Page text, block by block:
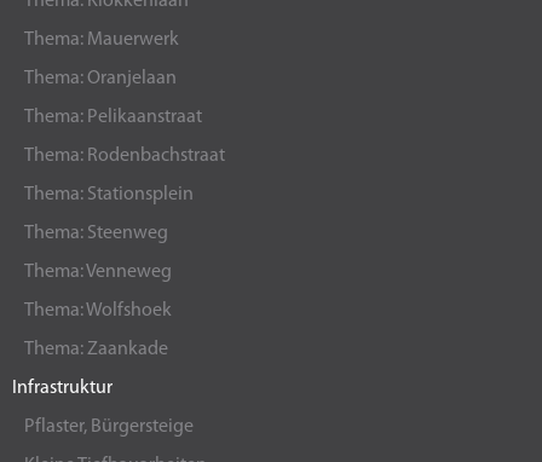
Thema: Mauerwerk
Thema: Oranjelaan
Thema: Pelikaanstraat
Thema: Rodenbachstraat
Thema: Stationsplein
Thema: Steenweg
Thema: Venneweg
Thema: Wolfshoek
Thema: Zaankade
Infrastruktur
Pflaster, Bürgersteige